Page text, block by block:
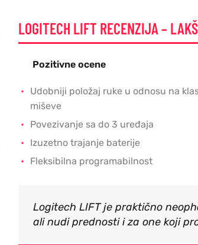
LOGITECH LIFT RECENZIJA –
Pozitivne ocene
Udobniji položaj ruke u odnosu na
miševe
Povezivanje sa do 3 uređaja
Izuzetno trajanje baterije
Fleksibilna programabilnost
Logitech LIFT je praktično
ali nudi prednosti i za one koji